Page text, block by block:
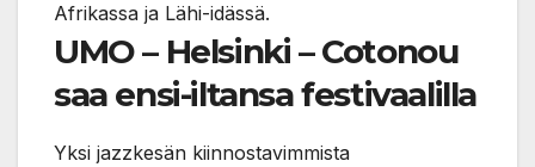
Afrikassa ja Lähi-idässä.
UMO – Helsinki – Cotonou
saa ensi-iltansa festivaalilla
Yksi jazzkesän kiinnostavimmista